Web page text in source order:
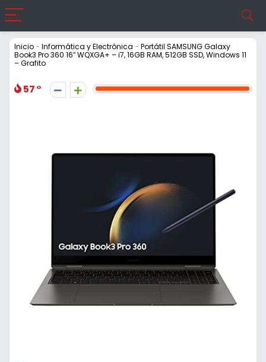
Inicio- Informática y Electrónica - Portátil SAMSUNG Galaxy
Book3 Pro 360 16″ WQXGA+ – i7, 16GB RAM, 512GB SSD, Windows 11
– Grafito
57